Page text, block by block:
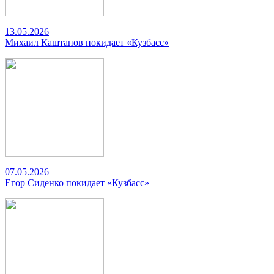
13.05.2026
Михаил Каштанов покидает «Кузбасс»
07.05.2026
Егор Сиденко покидает «Кузбасс»